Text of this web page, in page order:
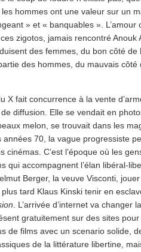
hommes ont une valeur sur un
» et « banquables ».
zigotos, jamais rencontré Anouk
des femmes, du bon côté
des hommes, du mauvais
X fait concurrence à la vente
diffusion. Elle se vendait en
melon, se trouvait dans les
années 70, la vague progressiste
cinémas. C’est l’époque où les
qui accompagnent l’élan libéral-
Berger, la veuve Visconti,
tard Klaus Kinski tenir en
. L’arrivée d’internet va
gratuitement sur des sites
de films avec un scenario solide,
de la littérature libertine,